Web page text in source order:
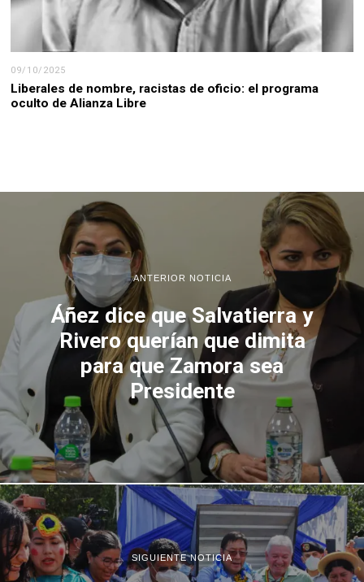
09/10/2025
Liberales de nombre, racistas de oficio: el programa
oculto de Alianza Libre
ANTERIOR NOTICIA
Áñez dice que Salvatierra y
Rivero querían que dimita
para que Zamora sea
Presidente
SIGUIENTE NOTICIA